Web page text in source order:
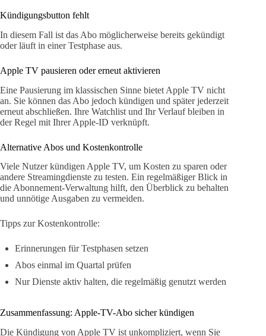
Kündigungsbutton fehlt
In diesem Fall ist das Abo möglicherweise bereits gekündigt
oder läuft in einer Testphase aus.
Apple TV pausieren oder erneut aktivieren
Eine Pausierung im klassischen Sinne bietet Apple TV nicht
an. Sie können das Abo jedoch kündigen und später jederzeit
erneut abschließen. Ihre Watchlist und Ihr Verlauf bleiben in
der Regel mit Ihrer Apple-ID verknüpft.
Alternative Abos und Kostenkontrolle
Viele Nutzer kündigen Apple TV, um Kosten zu sparen oder
andere Streamingdienste zu testen. Ein regelmäßiger Blick in
die Abonnement-Verwaltung hilft, den Überblick zu behalten
und unnötige Ausgaben zu vermeiden.
Tipps zur Kostenkontrolle:
Erinnerungen für Testphasen setzen
Abos einmal im Quartal prüfen
Nur Dienste aktiv halten, die regelmäßig genutzt werden
Zusammenfassung: Apple-TV-Abo sicher kündigen
Die Kündigung von Apple TV ist unkompliziert, wenn Sie